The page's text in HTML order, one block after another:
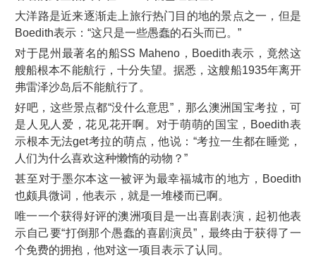
大洋路是近来逐渐走上旅行热门目的地的景点之一，但是
Boedith表示：“这只是一些愚蠢的石头而已。”
对于昆州最著名的船SS Maheno，Boedith表示，竟然这
艘船根本不能航行，十分失望。据悉，这艘船1935年离开
弗雷泽沙岛后不能航行了。
好吧，这些景点都“没什么意思”，那么澳洲国宝考拉，可
是人见人爱，花见花开啊。对于萌萌的国宝，Boedith表
示根本无法get考拉的萌点，他说：“考拉一生都在睡觉，
人们为什么喜欢这种懒惰的动物？”
甚至对于墨尔本这一被评为最幸福城市的地方，Boedith
也颇具微词，他表示，就是一堆楼而已啊。
唯一一个获得好评的澳洲项目是一出喜剧表演，起初他表
示自己要“打倒那个愚蠢的喜剧演员”，最终由于获得了一
个免费的拥抱，他对这一项目表示了认同。